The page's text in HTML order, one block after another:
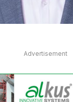
Advertisement